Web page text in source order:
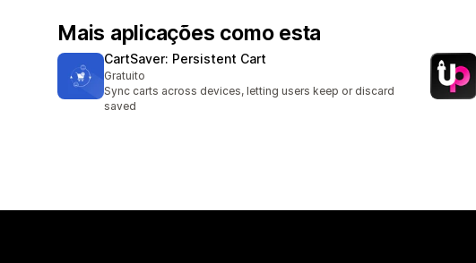
Mais aplicações como esta
CartSaver: Persistent Cart
Gratuito
Sync carts across devices, letting users keep or discard
saved